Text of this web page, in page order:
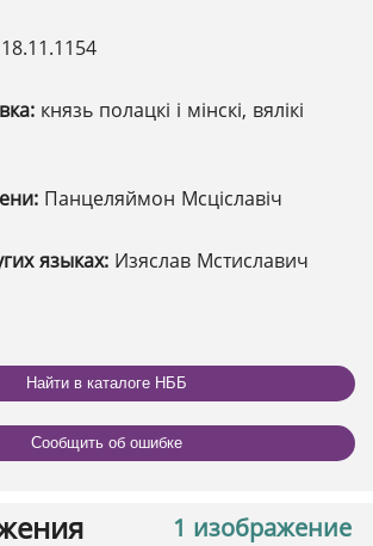
18.11.1154
князь полацкі і мінскі, вялікі
Панцеляймон Мсціславіч
языках: Изяслав Мстиславич
Найти в каталоге НББ
Сообщить об ошибке
1 изображение